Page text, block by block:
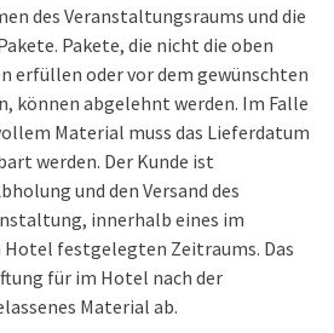
des Veranstaltungsraums und die
Pakete, die nicht die oben
erfüllen oder vor dem gewünschten
können abgelehnt werden. Im Falle
Material muss das Lieferdatum
werden. Der Kunde ist
und den Versand des
innerhalb eines im
festgelegten Zeitraums. Das
für im Hotel nach der
Material ab.